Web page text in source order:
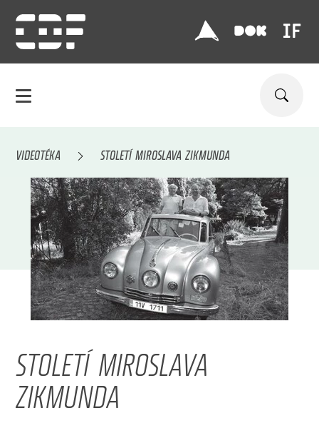
VIDEOTÉKA STOLETÍ MIROSLAVA ZIKMUNDA
STOLETÍ MIROSLAVA
ZIKMUNDA